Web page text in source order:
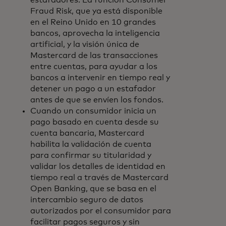
Fraud Risk, que ya está disponible
en el Reino Unido en 10 grandes
bancos, aprovecha la inteligencia
artificial, y la visión única de
Mastercard de las transacciones
entre cuentas, para ayudar a los
bancos a intervenir en tiempo real y
detener un pago a un estafador
antes de que se envíen los fondos.
Cuando un consumidor inicia un
pago basado en cuenta desde su
cuenta bancaria, Mastercard
habilita la validación de cuenta
para confirmar su titularidad y
validar los detalles de identidad en
tiempo real a través de Mastercard
Open Banking, que se basa en el
intercambio seguro de datos
autorizados por el consumidor para
facilitar pagos seguros y sin